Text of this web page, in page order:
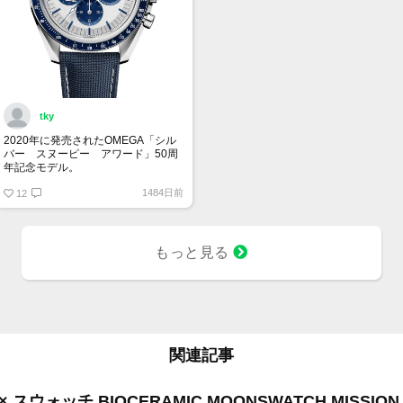
tky
2020年に発売されたOMEGA「シル
バー スヌーピー アワード」50周
年記念モデル。
ゼルやインダイヤルの少し暗いブル
ーが宇宙を感じさせていて印象的で
12 1484日前
もっと見る
関連記事